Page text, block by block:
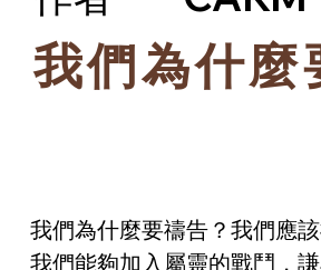
我們為什麼
我們為什麼要禱告？我們應
我們能夠加入屬靈的戰鬥，